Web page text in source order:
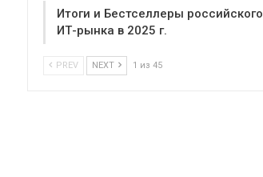
Итоги и Бестселлеры российского
ИТ-рынка в 2025 г.
PREV NEXT 1 из 45